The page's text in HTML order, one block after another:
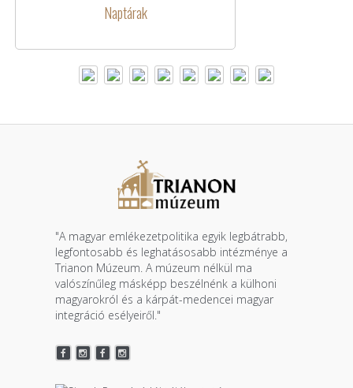
Naptárak
"A magyar emlékezetpolitika egyik legbátrabb,
legfontosabb és leghatásosabb intézménye a
Trianon Múzeum. A múzeum nélkül ma
valószínűleg másképp beszélnénk a külhoni
magyarokról és a kárpát-medencei magyar
integráció esélyeiről."